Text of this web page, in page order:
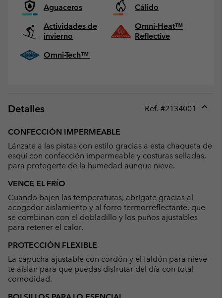
Aguaceros
Cálido
Actividades de
invierno
Omni-Heat™
Reflective
Omni-Tech™
Detalles Ref. #2134001
CONFECCIÓN IMPERMEABLE
Lánzate a las pistas con estilo gracias a esta chaqueta de
esquí con confección impermeable y costuras selladas,
para protegerte de la humedad aunque nieve.
VENCE EL FRÍO
Cuando bajen las temperaturas, abrígate gracias al
acogedor aislamiento y al forro termorreflectante, que
se combinan con el dobladillo y los puños ajustables
para retener el calor.
PROTECCIÓN FLEXIBLE
La capucha ajustable con cordón y el faldón para nieve
te aíslan para que puedas disfrutar del día con total
comodidad.